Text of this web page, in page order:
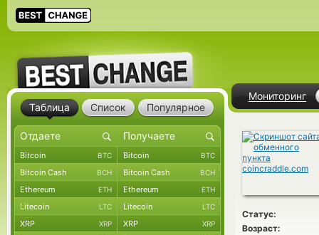
Мониторинг
Статус:
Возраст:
Таблица Список Популярное
Bitcoin BTC Bitcoin BTC
Bitcoin Cash BCH Bitcoin Cash BCH
Ethereum ETH Ethereum ETH
Litecoin LTC Litecoin LTC
XRP XRP XRP XRP